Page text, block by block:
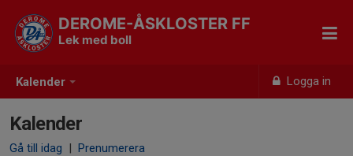
Kalender Logga in
DEROME-ÅSKLOSTER FF
Lek med boll
Kalender
Gå till idag | Prenumerera